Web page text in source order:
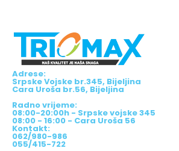
Adrese:
Srpske Vojske br.345, Bijeljina
Cara Uroša br.56, Bijeljina
Radno vrijeme:
08:00-20:00h - Srpske vojske 345
08:00 - 16:00 - Cara Uroša 56
Kontakt:
062/980-986
055/415-722